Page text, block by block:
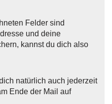
Felder sind
und deine
kannst du dich also
natürlich auch jederzeit
Ende der Mail auf